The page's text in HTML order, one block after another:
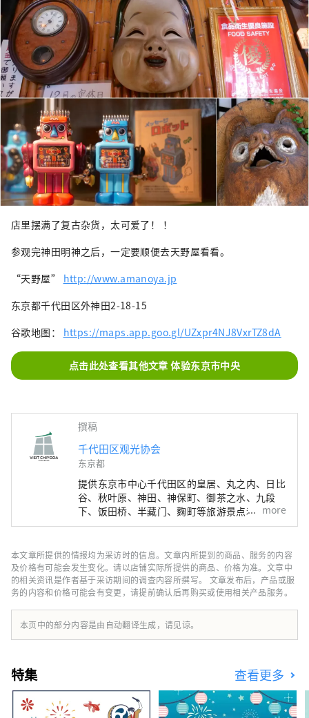
店里摆满了复古杂货，太可爱了！ ！
参观完神田明神之后，一定要顺便去天野屋看看。
“天野屋” http://www.amanoya.jp
东京都千代田区外神田2-18-15
谷歌地图： https://maps.app.goo.gl/UZxpr4NJ8VxrTZ8dA
点击此处查看其他文章 体验东京市中央
撰稿
千代田区观光协会
东京都
提供东京市中心千代田区的皇居、丸之内、日比
谷、秋叶原、神田、神保町、御茶之水、九段
下、饭田桥、半藏门、麴町等旅游景点和活动信
息。
more
本文章所提供的情报均为采访时的信息。文章内所提到的商品、服务的内容
及价格有可能会发生变化。请以店铺实际所提供的商品、价格为准。文章中
的相关资讯是作者基于采访期间的调查内容所撰写。 文章发布后，产品或服
务的内容和价格可能会有变更，请提前确认后再购买或使用相关产品服务。
本页中的部分内容是由自动翻译生成，请见谅。
特集 查看更多